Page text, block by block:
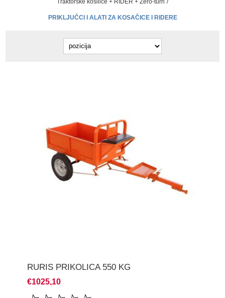
PRIKLJUČCI I ALATI ZA KOSAČICE I RIDERE
RURIS PRIKOLICA 550 KG
€1025,10